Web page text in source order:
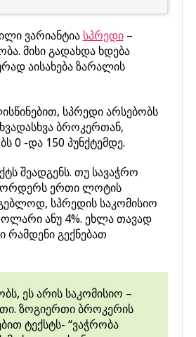
ვარიანტია სპრედი–
მისი გადახდა ხდება
აისახება ზარალის
სპრედი არსებობს
ბროკერთან,
0 -და 150 პუნქტემდე.
შეადგენს. თუ სავაჭრო
ორდერს ერთი ლოტის
სპრედის საკომისიო
ანუ 4%. ეხლა თავად
რამდენი გექნებათ
ეს არის საკომისიო –
ზოგიერთი ბროკერის
ტექსტს- “ვაჭრობა